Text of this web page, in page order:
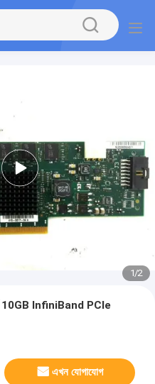
1/2
10GB InfiniBand PCIe
এখন যোগাযোগ